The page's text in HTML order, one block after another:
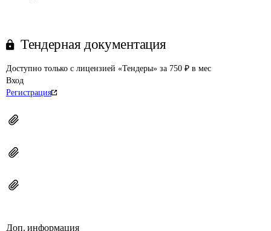
Тендерная документация
Доступно только с лицензией «Тендеры» за 750 ₽ в мес
Вход
Регистрация
Доп. информация